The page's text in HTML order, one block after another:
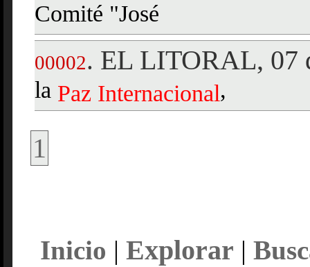
Comité "José
00002. EL LITORAL, 07
la Paz Internacional,
1
Inicio | Explorar |